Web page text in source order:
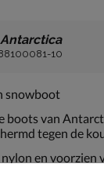
Antarctica
10
snowboot
boots van
tegen de
en voorzien